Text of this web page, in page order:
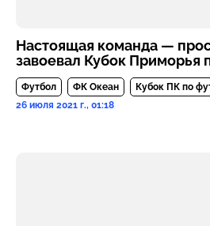
Настоящая команда —
завоевал Кубок Приморья
Футбол ФК Океан
Кубок ПК по
26 июля 2021 г., 01:18